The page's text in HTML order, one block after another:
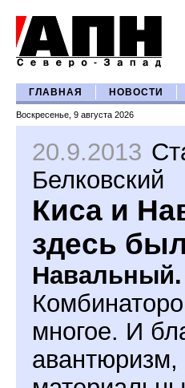
ГЛАВНАЯ НОВОСТИ
Воскресенье, 9 августа 2026
20.9.2013
Белковский
Киса и
здесь
Навальный.
многое. И